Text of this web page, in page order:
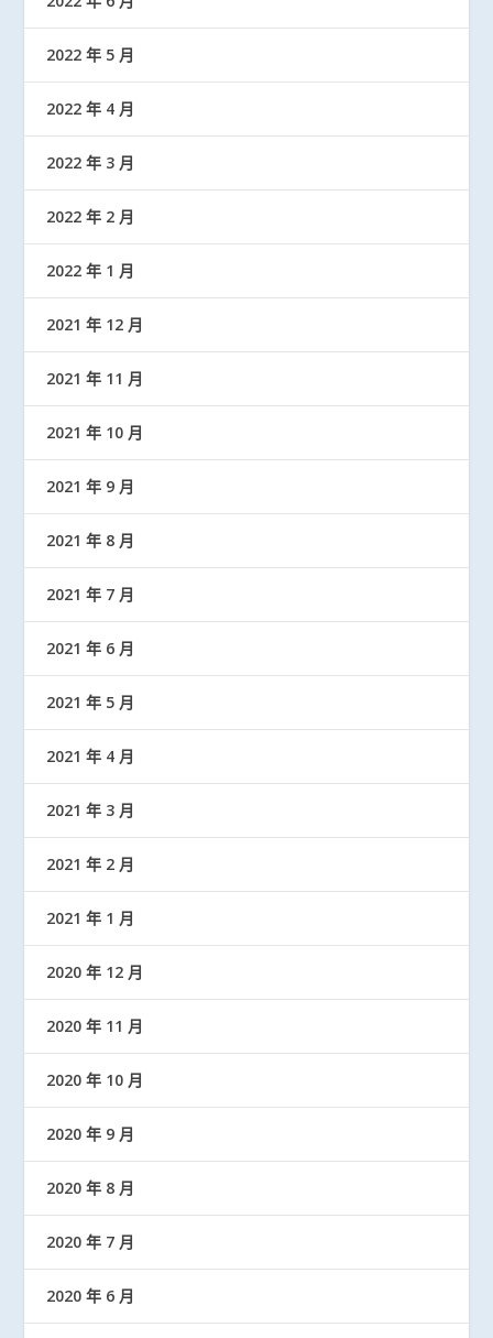
2022 年 5 月
2022 年 4 月
2022 年 3 月
2022 年 2 月
2022 年 1 月
2021 年 12 月
2021 年 11 月
2021 年 10 月
2021 年 9 月
2021 年 8 月
2021 年 7 月
2021 年 6 月
2021 年 5 月
2021 年 4 月
2021 年 3 月
2021 年 2 月
2021 年 1 月
2020 年 12 月
2020 年 11 月
2020 年 10 月
2020 年 9 月
2020 年 8 月
2020 年 7 月
2020 年 6 月